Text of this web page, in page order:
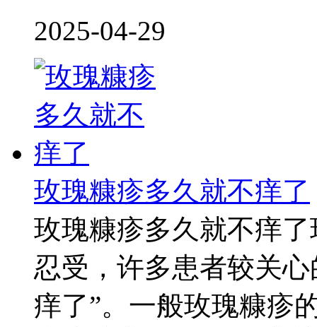
2025-04-29
玫瑰糠疹多久就不痒了
玫瑰糠疹多久就不痒
忍受，许多患者较关
痒了”。一般玫瑰糠疹